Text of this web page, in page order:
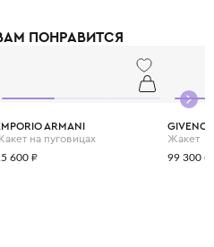
ПОНРАВИТСЯ
ARMANI
на пуговицах
600 ₽
Жакет
99 300 ₽